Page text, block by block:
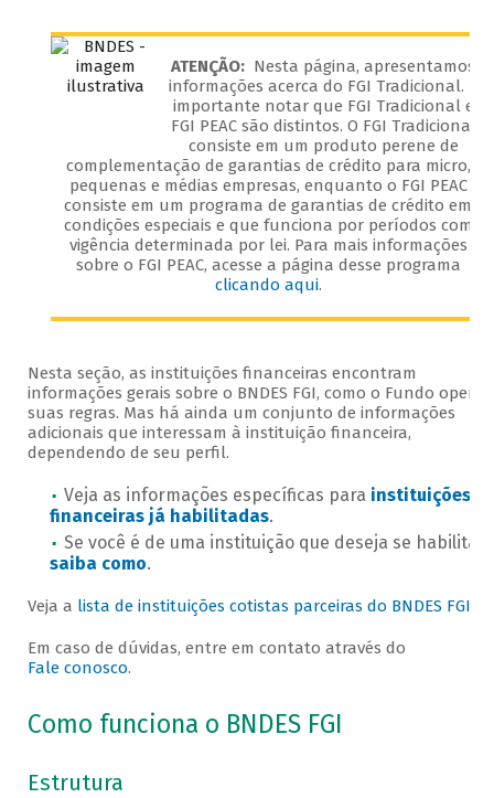
ATENÇÃO: Nesta página, apresentamos
informações acerca do FGI Tradicional. É
importante notar que FGI Tradicional e
FGI PEAC são distintos. O FGI Tradicional
consiste em um produto perene de
complementação de garantias de crédito para micro,
pequenas e médias empresas, enquanto o FGI PEAC
consiste em um programa de garantias de crédito em
condições especiais e que funciona por períodos com
vigência determinada por lei. Para mais informações
sobre o FGI PEAC, acesse a página desse programa
clicando aqui.
Nesta seção, as instituições financeiras encontram
informações gerais sobre o BNDES FGI, como o Fundo opera
suas regras. Mas há ainda um conjunto de informações
adicionais que interessam à instituição financeira,
dependendo de seu perfil.
Veja as informações específicas para instituições
financeiras já habilitadas.
Se você é de uma instituição que deseja se habilitar,
saiba como.
Veja a lista de instituições cotistas parceiras do BNDES FGI
Em caso de dúvidas, entre em contato através do
Fale conosco.
Como funciona o BNDES FGI
Estrutura